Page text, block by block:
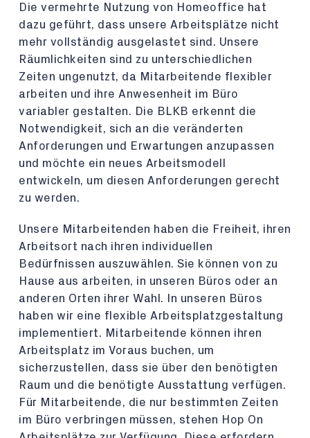
Die vermehrte Nutzung von Homeoffice hat
dazu geführt, dass unsere Arbeitsplätze nicht
mehr vollständig ausgelastet sind. Unsere
Räumlichkeiten sind zu unterschiedlichen
Zeiten ungenutzt, da Mitarbeitende flexibler
arbeiten und ihre Anwesenheit im Büro
variabler gestalten. Die BLKB erkennt die
Notwendigkeit, sich an die veränderten
Anforderungen und Erwartungen anzupassen
und möchte ein neues Arbeitsmodell
entwickeln, um diesen Anforderungen gerecht
zu werden.
Unsere Mitarbeitenden haben die Freiheit, ihren
Arbeitsort nach ihren individuellen
Bedürfnissen auszuwählen. Sie können von zu
Hause aus arbeiten, in unseren Büros oder an
anderen Orten ihrer Wahl. In unseren Büros
haben wir eine flexible Arbeitsplatzgestaltung
implementiert. Mitarbeitende können ihren
Arbeitsplatz im Voraus buchen, um
sicherzustellen, dass sie über den benötigten
Raum und die benötigte Ausstattung verfügen.
Für Mitarbeitende, die nur bestimmten Zeiten
im Büro verbringen müssen, stehen Hop On